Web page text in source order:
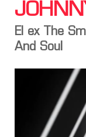
El ex The
And Soul